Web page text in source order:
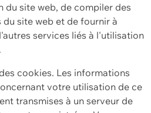
du site web, de compiler des
site web et de fournir à
services liés à l'utilisation
cookies. Les informations
votre utilisation de ce
transmises à un serveur de